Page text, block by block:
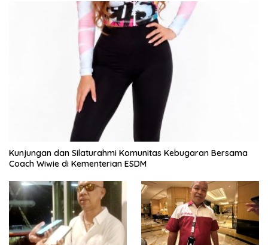
Kunjungan dan Silaturahmi Komunitas Kebugaran Bersama
Coach Wiwie di Kementerian ESDM